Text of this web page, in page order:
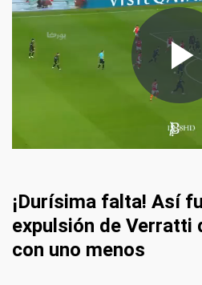
¡Durísima falta! Así
expulsión de Verratti
con uno menos